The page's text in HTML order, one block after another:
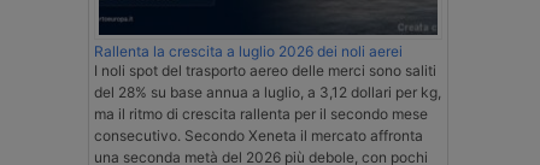
Rallenta la crescita a luglio 2026 dei noli aerei
I noli spot del trasporto aereo delle merci sono saliti
del 28% su base annua a luglio, a 3,12 dollari per kg,
ma il ritmo di crescita rallenta per il secondo mese
consecutivo. Secondo Xeneta il mercato affronta
una seconda metà del 2026 più debole, con pochi